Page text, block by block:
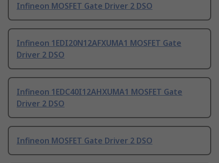
Infineon MOSFET Gate Driver 2 DSO
Infineon 1EDI20N12AFXUMA1 MOSFET Gate
Driver 2 DSO
Infineon 1EDC40I12AHXUMA1 MOSFET Gate
Driver 2 DSO
Infineon MOSFET Gate Driver 2 DSO